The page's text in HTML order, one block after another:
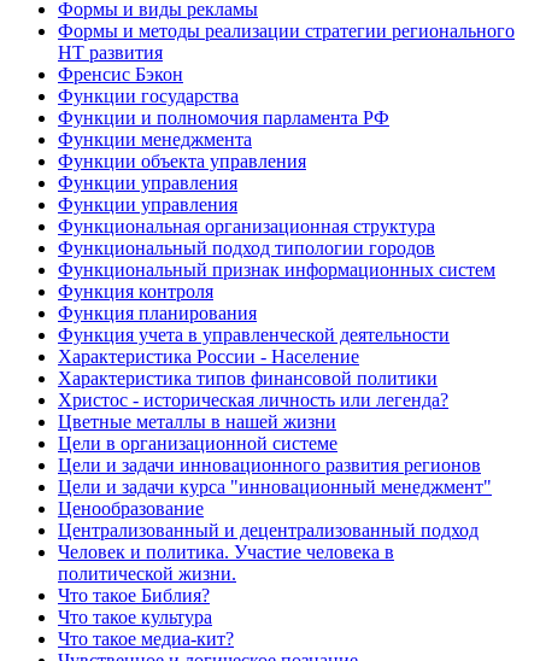
Формы и виды рекламы
Формы и методы реализации стратегии регионального
НТ развития
Френсис Бэкон
Функции государства
Функции и полномочия парламента РФ
Функции менеджмента
Функции объекта управления
Функции управления
Функции управления
Функциональная организационная структура
Функциональный подход типологии городов
Функциональный признак информационных систем
Функция контроля
Функция планирования
Функция учета в управленческой деятельности
Характеристика России - Население
Характеристика типов финансовой политики
Христос - историческая личность или легенда?
Цветные металлы в нашей жизни
Цели в организационной системе
Цели и задачи инновационного развития регионов
Цели и задачи курса "инновационный менеджмент"
Ценообразование
Централизованный и децентрализованный подход
Человек и политика. Участие человека в
политической жизни.
Что такое Библия?
Что такое культура
Что такое медиа-кит?